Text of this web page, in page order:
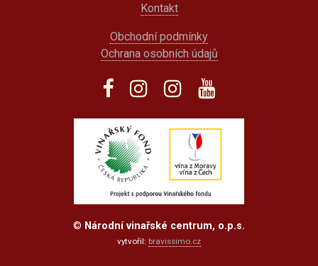
Kontakt
Obchodní podmínky
Ochrana osobních údajů
© Národní vinařské centrum, o.p.s.
vytvořil: bravissimo.cz